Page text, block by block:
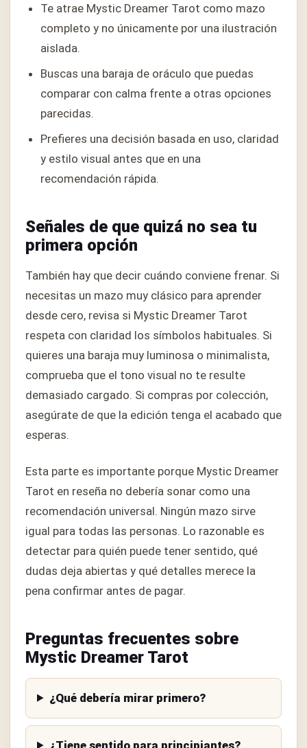
Te atrae Mystic Dreamer Tarot como mazo
completo y no únicamente por una ilustración
aislada.
Buscas una baraja de oráculo que puedas
comparar con calma frente a otras opciones
parecidas.
Prefieres una decisión basada en uso, claridad
y estilo visual antes que en una
recomendación rápida.
Señales de que quizá no sea tu
primera opción
También hay que decir cuándo conviene frenar. Si
necesitas un mazo muy clásico para aprender
desde cero, revisa si Mystic Dreamer Tarot
respeta con claridad los símbolos habituales. Si
quieres una baraja muy luminosa o minimalista,
comprueba que el tono visual no te resulte
demasiado cargado. Si compras por colección,
asegúrate de que la edición tenga el acabado que
esperas.
Esta parte es importante porque Mystic Dreamer
Tarot en reseña no debería sonar como una
recomendación universal. Ningún mazo sirve
igual para todas las personas. Lo razonable es
detectar para quién puede tener sentido, qué
dudas deja abiertas y qué detalles merece la
pena confirmar antes de pagar.
Preguntas frecuentes sobre
Mystic Dreamer Tarot
¿Qué debería mirar primero?
¿Tiene sentido para principiantes?